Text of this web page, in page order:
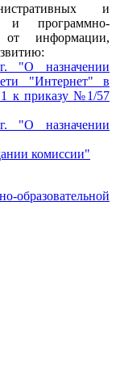
и
и программно-
информации,
"О назначении
"Интернет" в
к приказу №1/57
"О назначении
комиссии"
образовательной